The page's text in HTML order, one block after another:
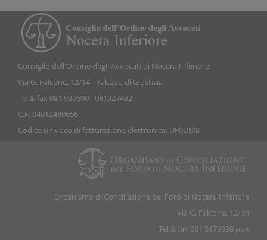
Consiglio dell'Ordine degli Avvocati di Nocera Inferiore
Via G. Falcone, 12/14 - Palazzo di Giustizia
Tel & fax 081 929600 - 081927432
C.F. 94012480656
Codice univoco di fatturazione elettronica: UF0DM8
Organismo di Conciliazione del Foro di Nocera Inferiore
Via G. Falcone, 12/14
Tel & fax 081 5179998 pbx